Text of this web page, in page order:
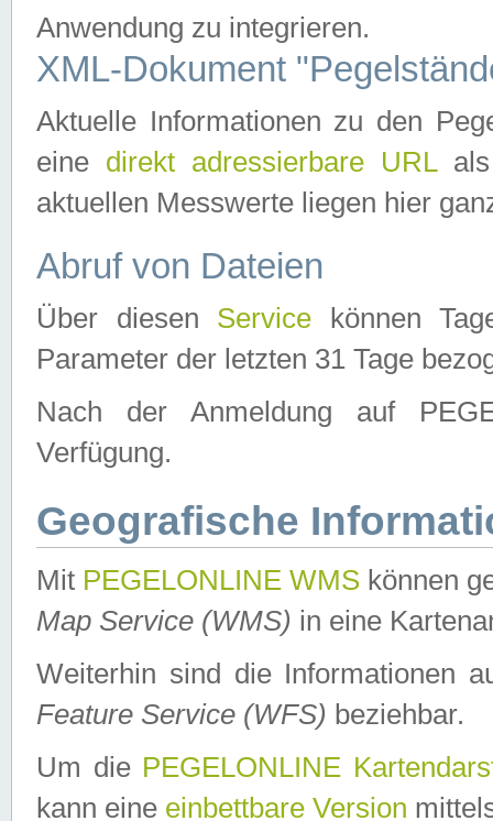
Anwendung zu integrieren.
XML-Dokument
Aktuelle Informationen zu den
eine direkt adressierbare URLals
aktuellen Messwerte liegen hier
Abruf von Dateien
Über diesen Service können
Parameter der letzten 31 Tage
Nach der Anmeldung auf
Verfügung.
Geografische
Mit PEGELONLINE WMS können
Map Service (WMS) in eine
Weiterhin sind die Informationen
Feature Service (WFS) beziehbar.
Um die PEGELONLINE
kann eine einbettbare Version